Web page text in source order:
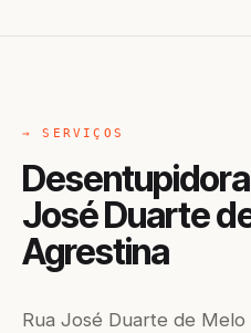
→ SERVIÇOS
José Duarte
Agrestina
Rua José Duarte de Melo